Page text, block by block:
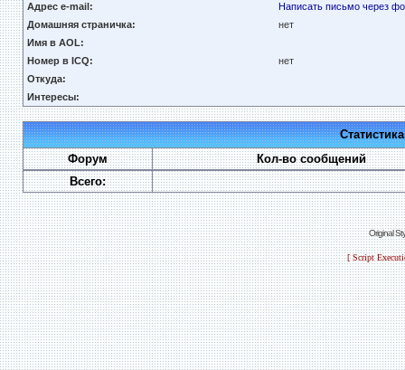
Адрес e-mail:
Написать письмо через
Домашняя страничка:
нет
Имя в AOL:
Номер в ICQ:
нет
Откуда:
Интересы:
Форум
Кол-во сообщений
Всего:
Original
[ Script